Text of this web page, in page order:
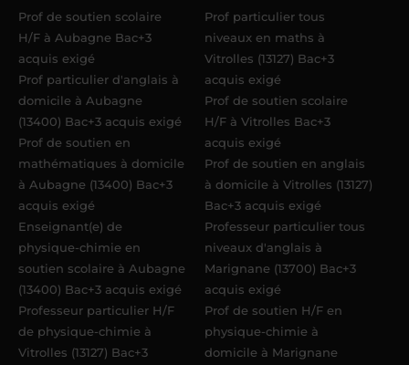
Prof de soutien scolaire
H/F à Aubagne Bac+3
acquis exigé
Prof particulier d'anglais à
domicile à Aubagne
(13400) Bac+3 acquis exigé
Prof de soutien en
mathématiques à domicile
à Aubagne (13400) Bac+3
acquis exigé
Enseignant(e) de
physique-chimie en
soutien scolaire à Aubagne
(13400) Bac+3 acquis exigé
Professeur particulier H/F
de physique-chimie à
Vitrolles (13127) Bac+3
Prof particulier tous
niveaux en maths à
Vitrolles (13127) Bac+3
acquis exigé
Prof de soutien scolaire
H/F à Vitrolles Bac+3
acquis exigé
Prof de soutien en anglais
à domicile à Vitrolles (13127)
Bac+3 acquis exigé
Professeur particulier tous
niveaux d'anglais à
Marignane (13700) Bac+3
acquis exigé
Prof de soutien H/F en
physique-chimie à
domicile à Marignane